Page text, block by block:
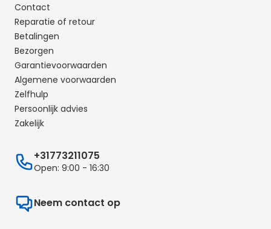
Contact
Reparatie of retour
Betalingen
Bezorgen
Garantievoorwaarden
Algemene voorwaarden
Zelfhulp
Persoonlijk advies
Zakelijk
+31773211075
Open: 9:00 - 16:30
Neem contact op